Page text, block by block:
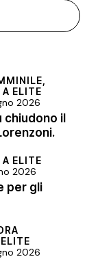
A ELITE
2026
chiudono il
A ELITE
2026
per gli
2026